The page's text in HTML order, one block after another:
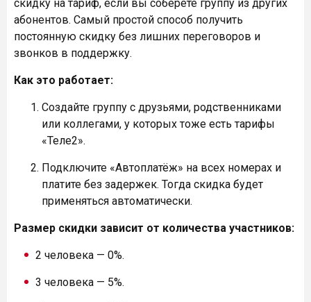
скидку на тариф, если вы соберёте группу из других
абонентов. Самый простой способ получить
постоянную скидку без лишних переговоров и
звонков в поддержку.
Как это работает:
Создайте группу с друзьями, родственниками
или коллегами, у которых тоже есть тарифы
«Теле2».
Подключите «Автоплатёж» на всех номерах и
платите без задержек. Тогда скидка будет
применяться автоматически.
Размер скидки зависит от количества участников:
2 человека — 0%.
3 человека — 5%.